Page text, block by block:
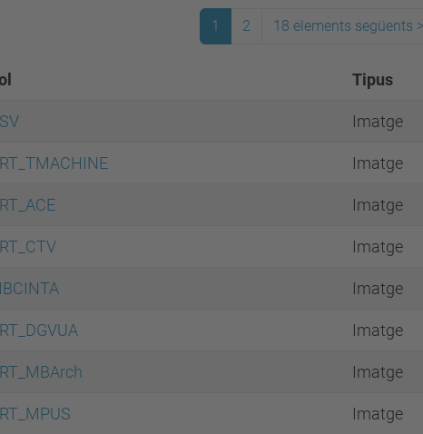
1 2 18 elements següents >
Tipus
Imatge
Imatge
Imatge
Imatge
Imatge
Imatge
Imatge
Imatge